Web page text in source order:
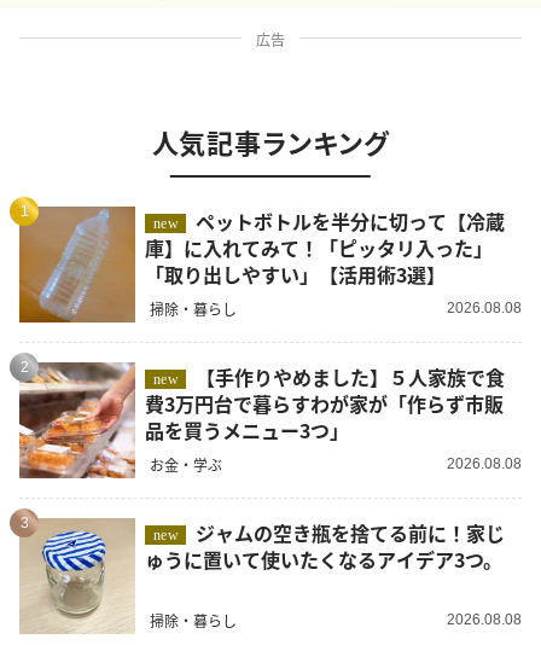
広告
人気記事ランキング
1
new
ペットボトルを半分に切って【冷蔵
庫】に入れてみて！「ピッタリ入った」
「取り出しやすい」【活用術3選】
掃除・暮らし 2026.08.08
2
new
費3万円台で暮らすわが家が「作らず市販
品を買うメニュー3つ」
お金・学ぶ 2026.08.08
3
new
ゅうに置いて使いたくなるアイデア3つ。
掃除・暮らし 2026.08.08